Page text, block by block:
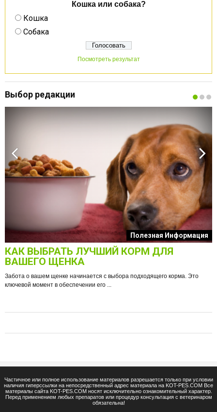
Кошка или собака?
Кошка
Собака
Посмотреть результат
Выбор редакции
Полезная Информация
КАК ВЫБРАТЬ ЛУЧШИЙ КОРМ ДЛЯ
ВАШЕГО ЩЕНКА
Забота о вашем щенке начинается с выбора подходящего корма. Это
ключевой момент в обеспечении его ...
Частичное или полное использование материалов разрешается только при условии
наличия гиперссылки на непосредственный адрес материала на KOT-PES.COM Все
материалы сайта KOT-PES.COM носят исключительно ознакомительный характер.
Перед применением любых препаратов или процедур консультация с ветеринаром
обязательна!